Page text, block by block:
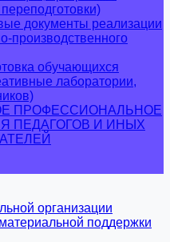
документы реализации
производственного
обучающихся
лаборатории,
ПРОФЕССИОНАЛЬНОЕ
ПЕДАГОГОВ И ИНЫХ
организации
поддержки